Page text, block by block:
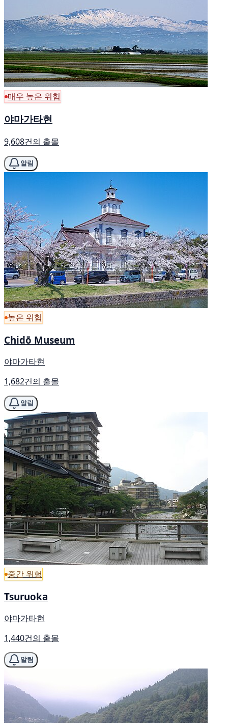
매우 높은 위험
야마가타현
9,608건의 출몰
알림
높은 위험
Chidō Museum
야마가타현
1,682건의 출몰
알림
중간 위험
Tsuruoka
야마가타현
1,440건의 출몰
알림